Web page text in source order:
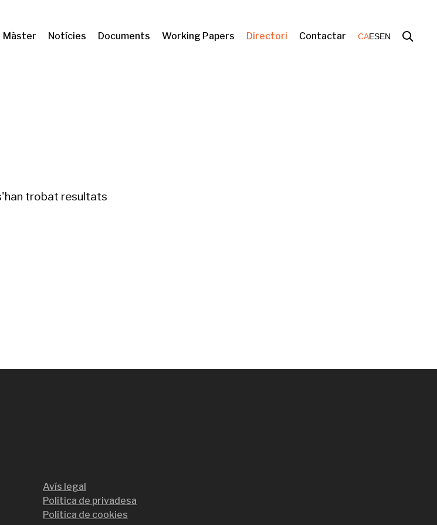
Màster Notícies Documents Working Papers Directori Contactar CAESEN
trobat resultats
Avís legal
Política de privadesa
Política de cookies